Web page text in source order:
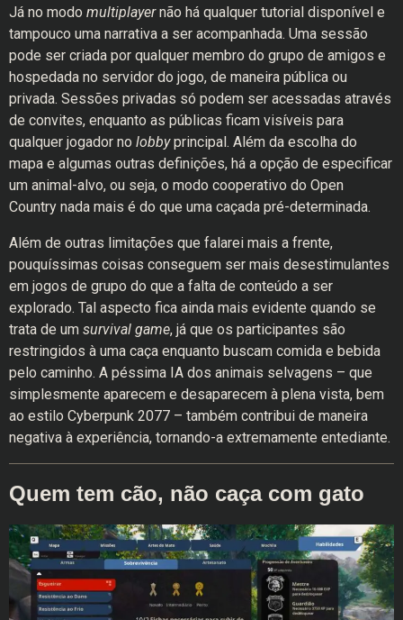
Já no modo multiplayernão há qualquer tutorial disponível e
tampouco uma narrativa a ser acompanhada. Uma sessão
pode ser criada por qualquer membro do grupo de amigos e
hospedada no servidor do jogo, de maneira pública ou
privada. Sessões privadas só podem ser acessadas através
de convites, enquanto as públicas ficam visíveis para
qualquer jogador no lobbyprincipal. Além da escolha do
mapa e algumas outras definições, há a opção de especificar
um animal-alvo, ou seja, o modo cooperativo do Open
Country nada mais é do que uma caçada pré-determinada.
Além de outras limitações que falarei mais a frente,
pouquíssimas coisas conseguem ser mais desestimulantes
em jogos de grupo do que a falta de conteúdo a ser
explorado. Tal aspecto fica ainda mais evidente quando se
trata de um survival game, já que os participantes são
restringidos à uma caça enquanto buscam comida e bebida
pelo caminho. A péssima IA dos animais selvagens – que
simplesmente aparecem e desaparecem à plena vista, bem
ao estilo Cyberpunk 2077 – também contribui de maneira
negativa à experiência, tornando-a extremamente entediante.
Quem tem cão, não caça com gato